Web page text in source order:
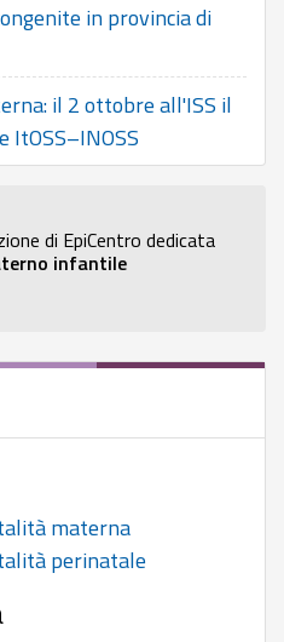
in provincia di
il 2 ottobre all'ISS il
ItOSS–INOSS
di EpiCentro dedicata
infantile
materna
perinatale